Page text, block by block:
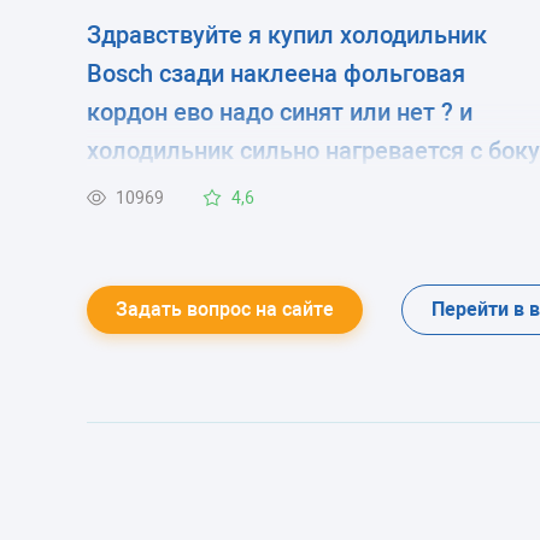
Здравствуйте я купил холодильник
Bosch сзади наклеена фольговая
кордон ево надо синят или нет ? и
холодильник сильно нагревается с боку
это так должна быт ?
10969 4,6
Задать вопрос на сайте Перейти в